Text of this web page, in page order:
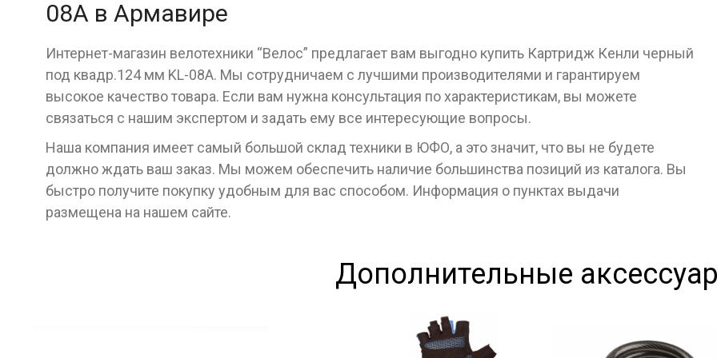
08A в Армавире
Интернет-магазин велотехники “Велос” предлагает вам выгодно купить Картридж Кенли черный
под квадр.124 мм KL-08A. Мы сотрудничаем с лучшими производителями и гарантируем
высокое качество товара. Если вам нужна консультация по характеристикам, вы можете
связаться с нашим экспертом и задать ему все интересующие вопросы.
Наша компания имеет самый большой склад техники в ЮФО, а это значит, что вы не будете
должно ждать ваш заказ. Мы можем обеспечить наличие большинства позиций из каталога. Вы
быстро получите покупку удобным для вас способом. Информация о пунктах выдачи
размещена на нашем сайте.
Дополнительные